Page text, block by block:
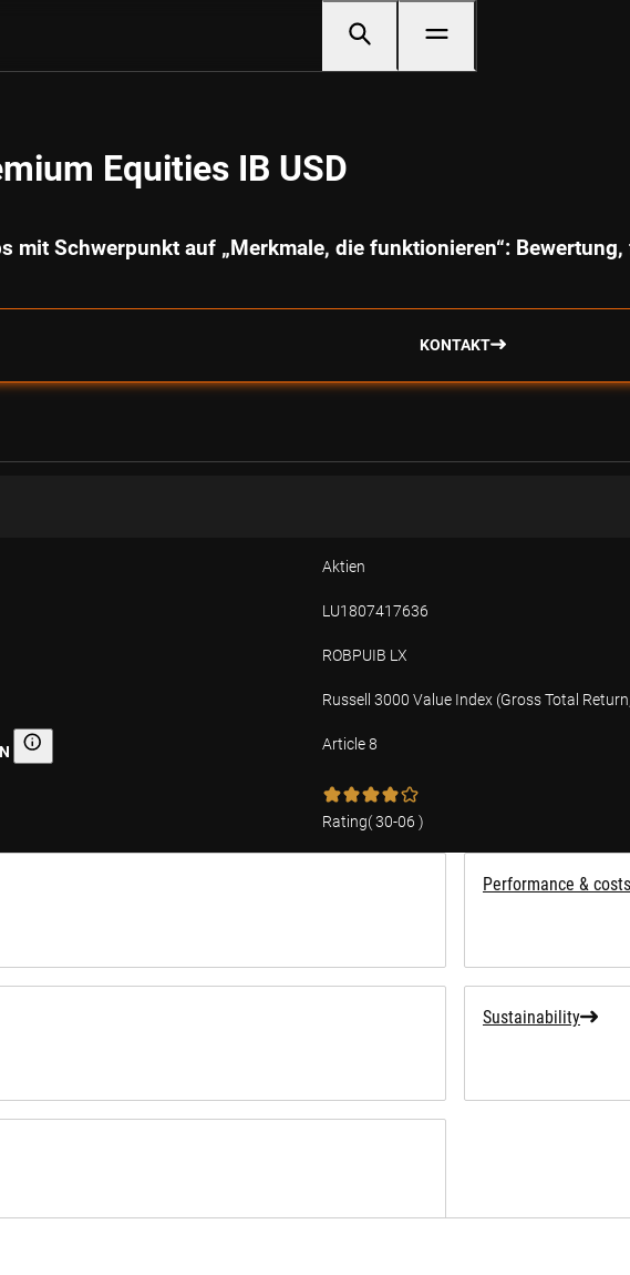
Equities IB USD
mit Schwerpunkt auf „Merkmale, die funktionieren“:
KONTAKT
Aktien
LU1807417636
ROBPUIB LX
Russell 3000 Value Index (Gross Total
Sustainability-related information Article 8
Rating(30-06 )
Performance & costs
Sustainability